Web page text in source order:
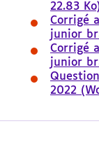
22.83
Corrigé
junior
Corrigé
junior
2022